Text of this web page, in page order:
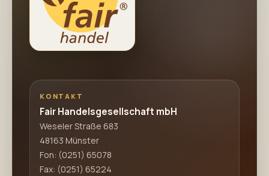
KONTAKT
Fair Handelsgesellschaft mbH
Weseler Straße 683
48163 Münster
Fon: (0251) 65078
Fax: (0251) 65224